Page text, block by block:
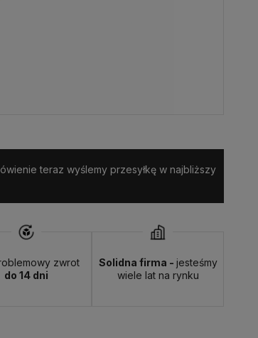
teraz wyślemy przesyłkę w najbliższy
zwrot
do 14 dni
Solidna firma - jesteśmy
wiele lat na rynku